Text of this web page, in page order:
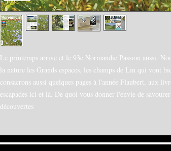
Le printemps arrive et le 93e Normandie Passion aussi.
la nature les Grands espaces, les champs de Lin qui vont
consacrons aussi quelques pages à l'année Flaubert, aux
escapades ici et là. De quoi vous donner l'envie de
découvertes